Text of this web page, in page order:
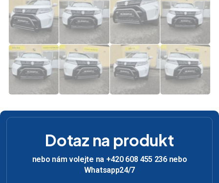
Dotaz na produkt
nebo nám volejte na +420 608 455 236 nebo
Whatsapp24/7